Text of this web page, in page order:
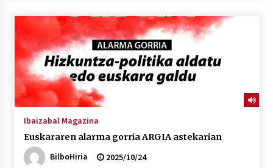
Ibaizabal Magazina
Euskararen alarma gorria ARGIA astekarian
BilboHiria
2025/10/24